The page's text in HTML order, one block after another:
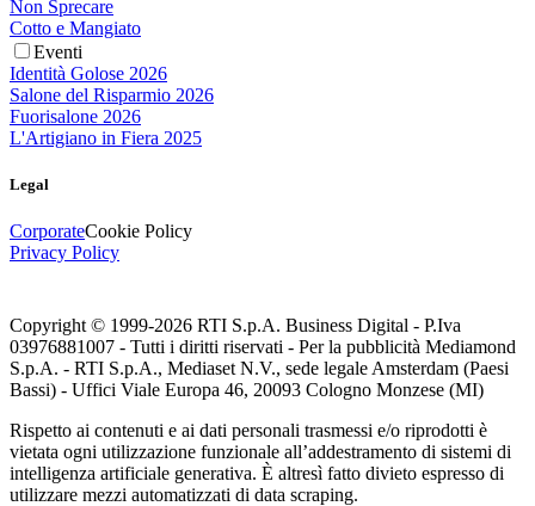
Non Sprecare
Cotto e Mangiato
Eventi
Identità Golose 2026
Salone del Risparmio 2026
Fuorisalone 2026
L'Artigiano in Fiera 2025
Legal
CorporateCookie Policy
Privacy Policy
Copyright © 1999-2026 RTI S.p.A. Business Digital - P.Iva
03976881007 - Tutti i diritti riservati - Per la pubblicità Mediamond
S.p.A. - RTI S.p.A., Mediaset N.V., sede legale Amsterdam (Paesi
Bassi) - Uffici Viale Europa 46, 20093 Cologno Monzese (MI)
Rispetto ai contenuti e ai dati personali trasmessi e/o riprodotti è
vietata ogni utilizzazione funzionale all’addestramento di sistemi di
intelligenza artificiale generativa. È altresì fatto divieto espresso di
utilizzare mezzi automatizzati di data scraping.